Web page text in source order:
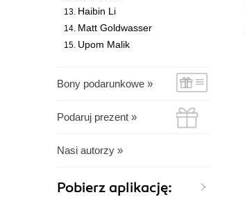
Haibin Li
Matt Goldwasser
Upom Malik
Bony podarunkowe »
Podaruj prezent »
Nasi autorzy »
Pobierz aplikację: